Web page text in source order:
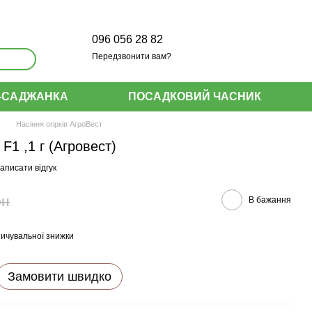
096 056 28 82
Передзвонити вам?
САДЖАНКА ПОСАДКОВИЙ ЧАСНИК
Насіння огірків АгроВест
F1 ,1 г (Агровест)
відгук
В бажання
знижки
Замовити швидко